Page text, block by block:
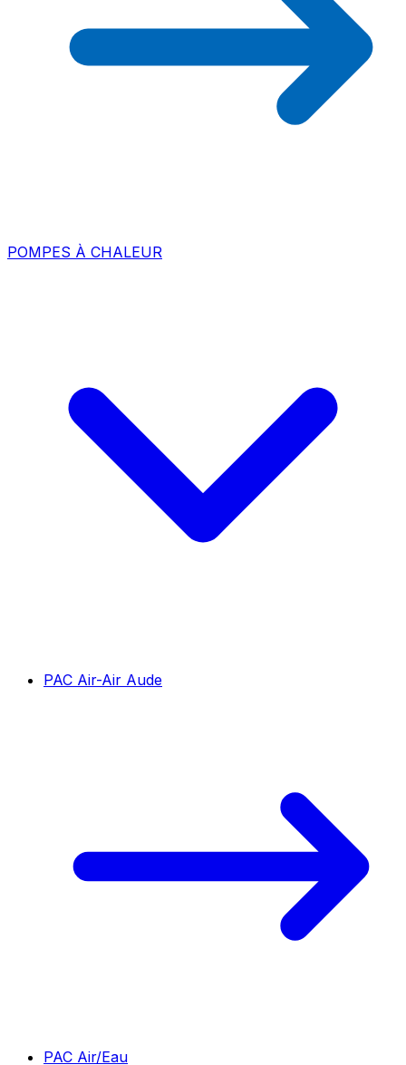
POMPES À CHALEUR
PAC Air-Air Aude
PAC Air/Eau